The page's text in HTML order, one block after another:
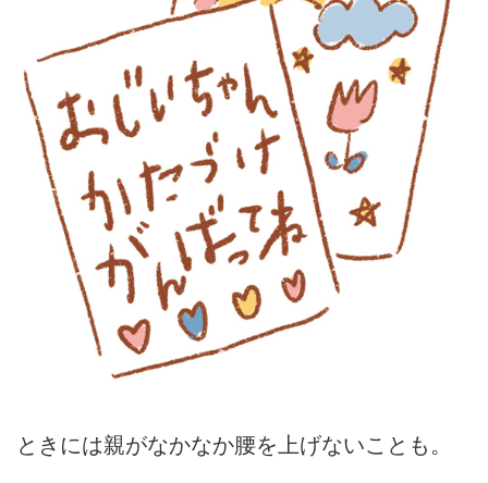
ときには親がなかなか腰を上げないことも。